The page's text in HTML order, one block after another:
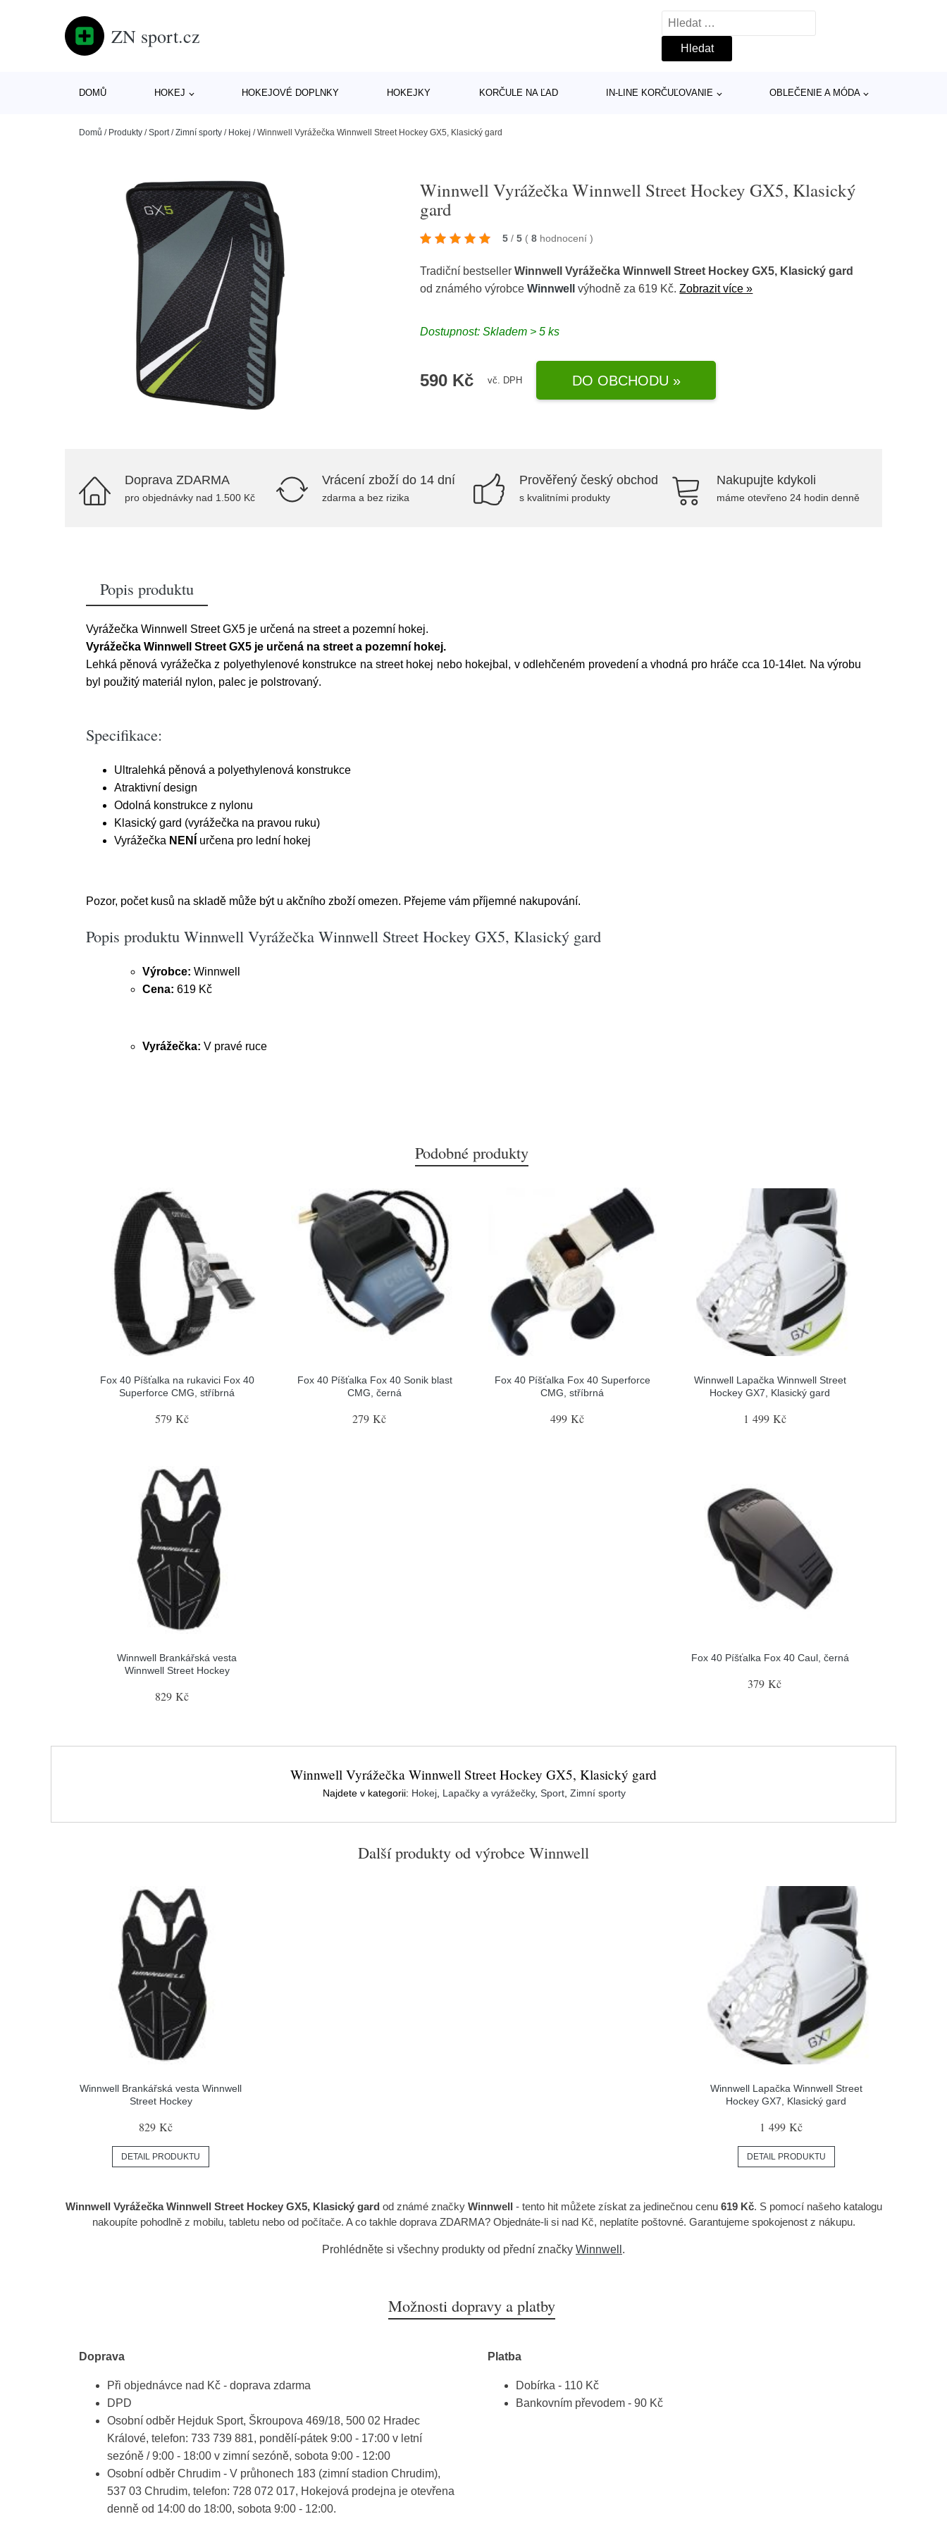
ZN sport.cz
Vyhledávání
DOMŮ HOKEJ HOKEJOVÉ DOPLNKY HOKEJKY KORČULE NA ĽAD IN-LINE KORČUĽOVANIE OBLEČENIE A MÓDA
Domů / Produkty /Sport/Zimní sporty / Hokej /Winnwell Vyrážečka Winnwell Street Hockey GX5, Klasický gard
Winnwell Vyrážečka Winnwell Street Hockey GX5, Klasický
gard
5 / 5 ( 8 hodnocení)
Tradiční bestsellerWinnwell Vyrážečka Winnwell Street Hockey GX5, Klasický gard
od známého výrobceWinnwell výhodně za 619 Kč.Zobrazit více »
Dostupnost: Skladem > 5 ks
590 Kč vč. DPH DO OBCHODU »
Doprava ZDARMA
pro objednávky nad 1.500 Kč
Vrácení zboží do 14 dní
zdarma a bez rizika
Prověřený český obchod
s kvalitními produkty
Nakupujte kdykoli
máme otevřeno 24 hodin denně
Popis produktu
Vyrážečka Winnwell Street GX5 je určená na street a pozemní hokej.
Vyrážečka Winnwell Street GX5 je určená na street a pozemní hokej.
Lehká pěnová vyrážečka z polyethylenové konstrukce na street hokej nebo hokejbal, v odlehčeném provedení a vhodná pro hráče cca 10-14let. Na výrobu
byl použitý materiál nylon, palec je polstrovaný.
Specifikace:
Ultralehká pěnová a polyethylenová konstrukce
Atraktivní design
Odolná konstrukce z nylonu
Klasický gard (vyrážečka na pravou ruku)
Vyrážečka NENÍ určena pro lední hokej
Pozor, počet kusů na skladě může být u akčního zboží omezen. Přejeme vám příjemné nakupování.
Popis produktu Winnwell Vyrážečka Winnwell Street Hockey GX5, Klasický gard
Výrobce: Winnwell
Cena: 619 Kč
Vyrážečka: V pravé ruce
Podobné produkty
Fox 40 Píšťalka na rukavici Fox 40
Superforce CMG, stříbrná
579 Kč
Fox 40 Píšťalka Fox 40 Sonik blast
CMG, černá
279 Kč
Fox 40 Píšťalka Fox 40 Superforce
CMG, stříbrná
499 Kč
Winnwell Lapačka Winnwell Street
Hockey GX7, Klasický gard
1 499 Kč
Winnwell Brankářská vesta
Winnwell Street Hockey
829 Kč
Fox 40 Píšťalka Fox 40 Caul, černá
379 Kč
Winnwell Vyrážečka Winnwell Street Hockey GX5, Klasický gard
Najdete v kategorii: Hokej Lapačky a vyrážečky, Sport Zimní sporty
Další produkty od výrobce Winnwell
Winnwell Brankářská vesta Winnwell
Street Hockey
829 Kč
DETAIL PRODUKTU
Winnwell Lapačka Winnwell Street
Hockey GX7, Klasický gard
1 499 Kč
DETAIL PRODUKTU
Winnwell Vyrážečka Winnwell Street Hockey GX5, Klasický gard od známé značkyWinnwell - tento hit můžete získat za jedinečnou cenu 619 Kč. S pomocí našeho katalogu
nakoupíte pohodlně z mobilu, tabletu nebo od počítače. A co takhle doprava ZDARMA? Objednáte-li si nad Kč, neplatíte poštovné. Garantujeme spokojenost z nákupu.
Prohlédněte si všechny produkty od přední značky Winnwell .
Možnosti dopravy a platby
Doprava
Při objednávce nad Kč - doprava zdarma
DPD
Osobní odběr Hejduk Sport, Škroupova 469/18, 500 02 Hradec
Králové, telefon: 733 739 881, pondělí-pátek 9:00 - 17:00 v letní
sezóně / 9:00 - 18:00 v zimní sezóně, sobota 9:00 - 12:00
Osobní odběr Chrudim - V průhonech 183 (zimní stadion Chrudim),
537 03 Chrudim, telefon: 728 072 017, Hokejová prodejna je otevřena
denně od 14:00 do 18:00, sobota 9:00 - 12:00.
Platba
Dobírka - 110 Kč
Bankovním převodem - 90 Kč